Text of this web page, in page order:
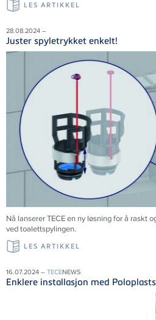
LES ARTIKKEL
28.08.2024 –
Juster spyletrykket enkelt!
Nå lansererTECEen ny løsning for å raskt
ved toalettspylingen.
LES ARTIKKEL
16.07.2024 – TECENEWS
Enklere installasjon med